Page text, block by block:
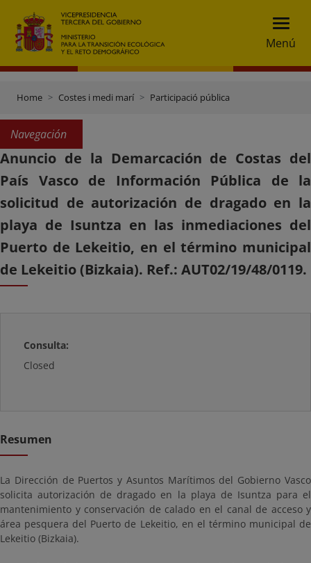
Menú
Home Costes i medi marí Participació pública
Navegación
Anuncio de la Demarcación de Costas del
País Vasco de Información Pública de la
solicitud de autorización de dragado en la
playa de Isuntza en las inmediaciones del
Puerto de Lekeitio, en el término municipal
de Lekeitio (Bizkaia). Ref.: AUT02/19/48/0119.
Consulta:
Closed
Resumen
La Dirección de Puertos y Asuntos Marítimos del Gobierno Vasco
solicita autorización de dragado en la playa de Isuntza para el
mantenimiento y conservación de calado en el canal de acceso y
área pesquera del Puerto de Lekeitio, en el término municipal de
Lekeitio (Bizkaia).